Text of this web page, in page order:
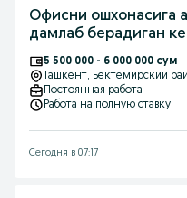
Офисни ошхонасига аёл ёрдамчи, чой ва кофе
дамлаб берадиган
5 500 000 - 6 000 000 сум
Ташкент, Бектемирский
Постоянная работа
Работа на полную ставку
Сегодня в 07:17